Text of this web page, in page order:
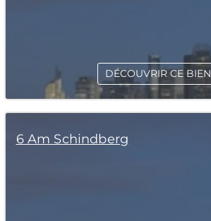
DÉCOUVRIR CE BIEN
6 Am Schindberg